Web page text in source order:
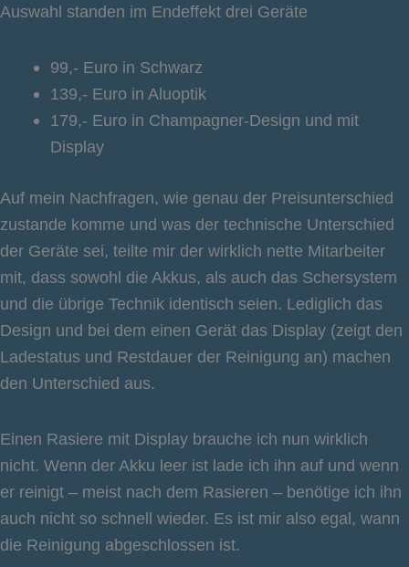
Auswahl standen im Endeffekt drei Geräte
99,- Euro in Schwarz
139,- Euro in Aluoptik
179,- Euro in Champagner-Design und mit
Display
Auf mein Nachfragen, wie genau der Preisunterschied
zustande komme und was der technische Unterschied
der Geräte sei, teilte mir der wirklich nette Mitarbeiter
mit, dass sowohl die Akkus, als auch das Schersystem
und die übrige Technik identisch seien. Lediglich das
Design und bei dem einen Gerät das Display (zeigt den
Ladestatus und Restdauer der Reinigung an) machen
den Unterschied aus.
Einen Rasiere mit Display brauche ich nun wirklich
nicht. Wenn der Akku leer ist lade ich ihn auf und wenn
er reinigt – meist nach dem Rasieren – benötige ich ihn
auch nicht so schnell wieder. Es ist mir also egal, wann
die Reinigung abgeschlossen ist.